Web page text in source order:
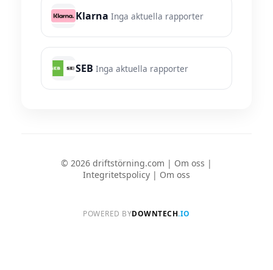
Klarna Inga aktuella rapporter
SEB Inga aktuella rapporter
© 2026 driftstörning.com | Om oss |
Integritetspolicy | Om oss
POWERED BYDOWNTECH.IO